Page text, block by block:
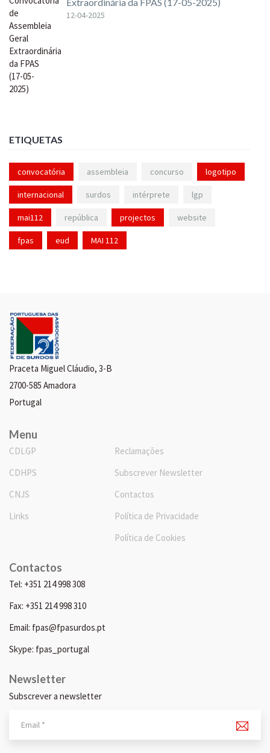
Extraordinária da FPAS (17-05-2025)
12-04-2025
ETIQUETAS
convocatória assembleia concurso logotipo
internacional surdos intérprete lgp
mai112 república projectos website
fpas eud MAI 112
Praceta Miguel Cláudio, 3-B
2700-585 Amadora
Portugal
Menu
CDLGP
CDHPS
CNJS
Links
Reclamações
Subscrever Newsletter
Contactos
Política de Privacidade
Política de Cookies
Contactos
Tel: +351 214 998 308
Fax: +351 214 998 310
Email: fpas@fpasurdos.pt
Skype: fpas_portugal
Newsletter
Subscrever a newsletter